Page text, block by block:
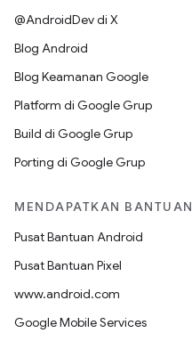
@AndroidDev di X
Blog Android
Blog Keamanan Google
Platform di Google Grup
Build di Google Grup
Porting di Google Grup
MENDAPATKAN BANTUAN
Pusat Bantuan Android
Pusat Bantuan Pixel
www.android.com
Google Mobile Services